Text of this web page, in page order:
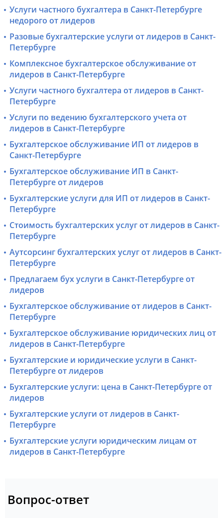
Услуги частного бухгалтера в Санкт-Петербурге
недорого от лидеров
Разовые бухгалтерские услуги от лидеров в Санкт-
Петербурге
Комплексное бухгалтерское обслуживание от
лидеров в Санкт-Петербурге
Услуги частного бухгалтера от лидеров в Санкт-
Петербурге
Услуги по ведению бухгалтерского учета от
лидеров в Санкт-Петербурге
Бухгалтерское обслуживание ИП от лидеров в
Санкт-Петербурге
Бухгалтерское обслуживание ИП в Санкт-
Петербурге от лидеров
Бухгалтерские услуги для ИП от лидеров в Санкт-
Петербурге
Стоимость бухгалтерских услуг от лидеров в Санкт-
Петербурге
Аутсорсинг бухгалтерских услуг от лидеров в Санкт-
Петербурге
Предлагаем бух услуги в Санкт-Петербурге от
лидеров
Бухгалтерское обслуживание от лидеров в Санкт-
Петербурге
Бухгалтерское обслуживание юридических лиц от
лидеров в Санкт-Петербурге
Бухгалтерские и юридические услуги в Санкт-
Петербурге от лидеров
Бухгалтерские услуги: цена в Санкт-Петербурге от
лидеров
Бухгалтерские услуги от лидеров в Санкт-
Петербурге
Бухгалтерские услуги юридическим лицам от
лидеров в Санкт-Петербурге
Вопрос-ответ